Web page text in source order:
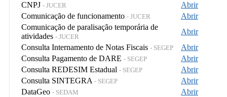
CNPJ - JUCER
Abrir
Comunicação de funcionamento - JUCER
Abrir
Comunicação de paralisação temporária de
atividades - JUCER
Abrir
Consulta Internamento de Notas Fiscais - SEGEP
Abrir
Consulta Pagamento de DARE - SEGEP
Abrir
Consulta REDESIM Estadual - SEGEP
Abrir
Consulta SINTEGRA - SEGEP
Abrir
DataGeo - SEDAM
Abrir